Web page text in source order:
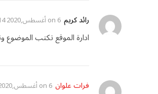
رائد كريم 6 أغسطس,2020 8:14 م
ادارة الموقع تكتب
فرات علوان 6 أغسطس,2020 8:28 م